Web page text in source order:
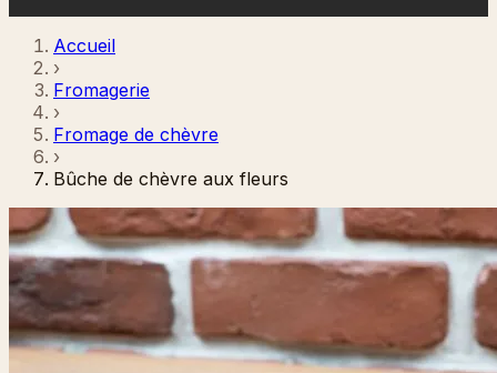
Accueil
›
Fromagerie
›
Fromage de chèvre
›
Bûche de chèvre aux fleurs